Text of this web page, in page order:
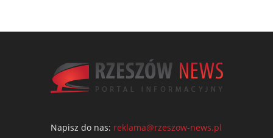
Napisz do nas: reklama@rzeszow-news.pl